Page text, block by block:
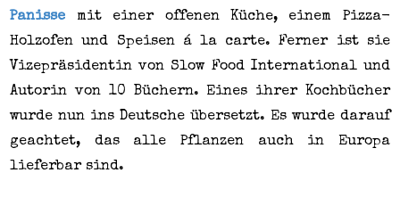
Panisse mit einer offenen Küche, einem Pizza-
Holzofen und Speisen á la carte. Ferner ist sie
Vizepräsidentin von Slow Food International und
Autorin von 10 Büchern. Eines ihrer Kochbücher
wurde nun ins Deutsche übersetzt. Es wurde darauf
geachtet, das alle Pflanzen auch in Europa
lieferbar sind.